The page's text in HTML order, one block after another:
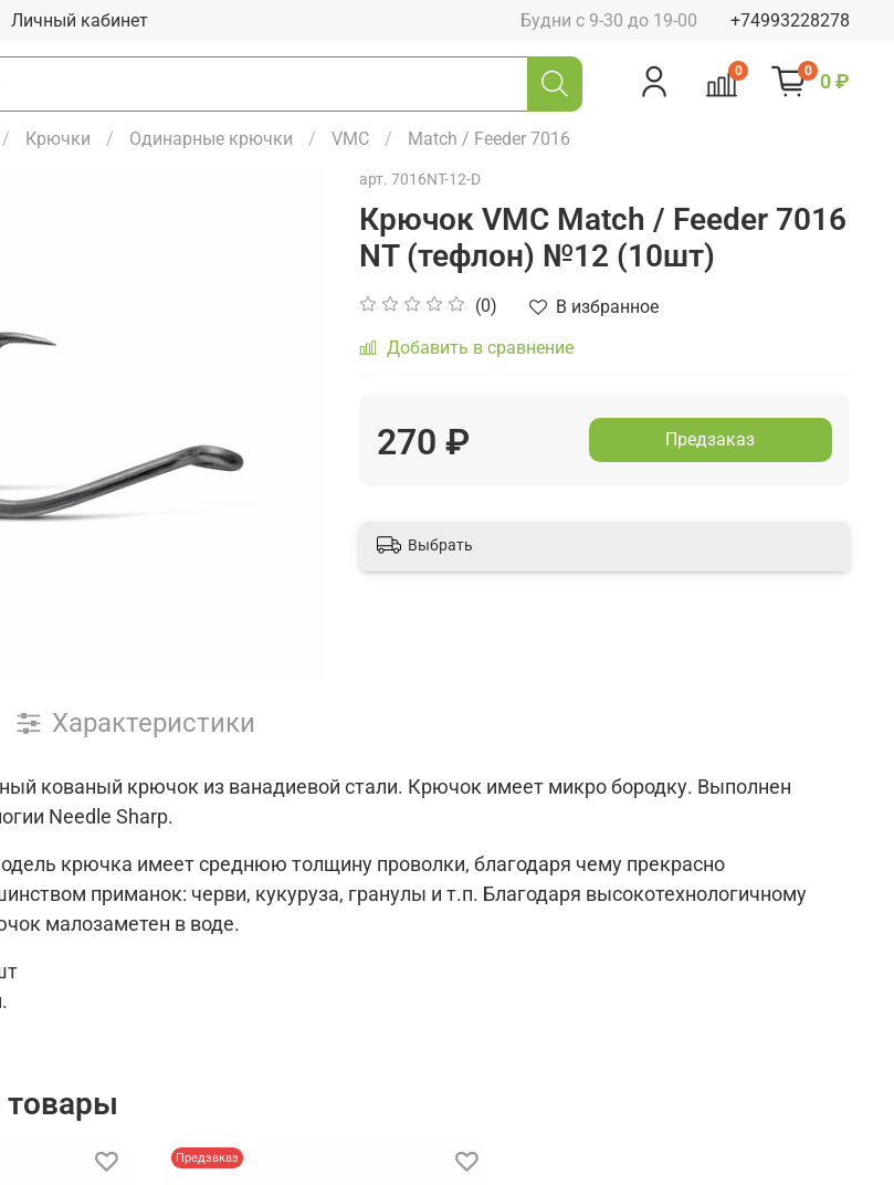
Личный кабинет Будни с 9-30 до 19-00 +74993228278
0 0 0 ₽
Крючки Одинарные крючки VMC Match / Feeder 7016
арт. 7016NT-12-D
Крючок VMC Match / Feeder 7016
NT (тефлон) №12 (10шт)
(0)
В избранное
Добавить в сравнение
270 ₽ Предзаказ
Выбрать
Характеристики
кованый крючок из ванадиевой стали. Крючок имеет микро бородку. Выполнен
Needle Sharp.
крючка имеет среднюю толщину проволки, благодаря чему прекрасно
приманок: черви, кукуруза, гранулы и т.п. Благодаря высокотехнологичному
малозаметен в воде.
Предзаказ